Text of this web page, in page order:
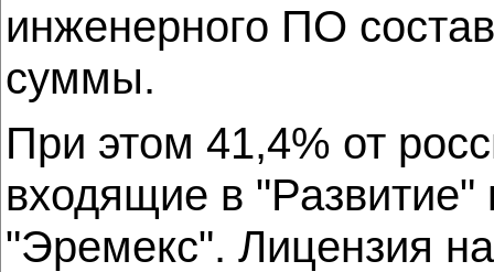
инженерного ПО
суммы.
При этом 41,4% от
входящие в
"Эремекс". Лицензия